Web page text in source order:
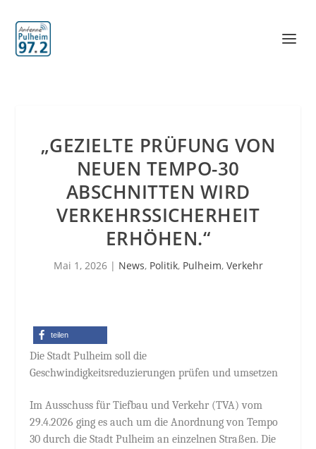
„GEZIELTE PRÜFUNG VON
NEUEN TEMPO-30
ABSCHNITTEN WIRD
VERKEHRSSICHERHEIT
ERHÖHEN.“
Mai 1, 2026| News, Politik, Pulheim, Verkehr
teilen
Die Stadt Pulheim soll die
Geschwindigkeitsreduzierungen prüfen und umsetzen
Im Ausschuss für Tiefbau und Verkehr (TVA) vom
29.4.2026 ging es auch um die Anordnung von Tempo
30 durch die Stadt Pulheim an einzelnen Straßen. Die